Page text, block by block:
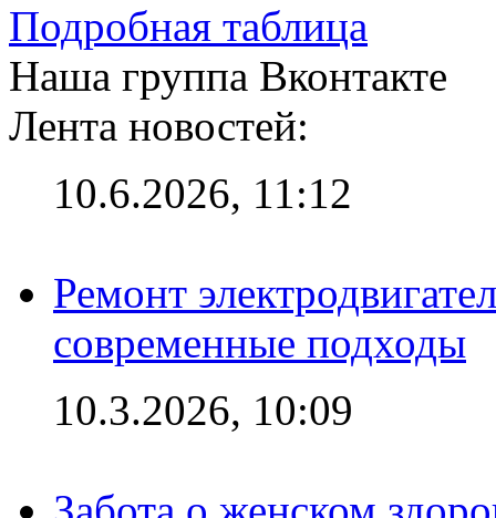
Подробная таблица
Наша группа Вконтакте
Лента новостей:
10.6.2026, 11:12
Ремонт
современные подходы
10.3.2026, 10:09